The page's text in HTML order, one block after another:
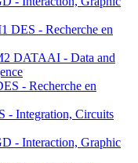
DES - Recherche en
DATAAI - Data and
- Recherche en
- Integration, Circuits
- Interaction, Graphic